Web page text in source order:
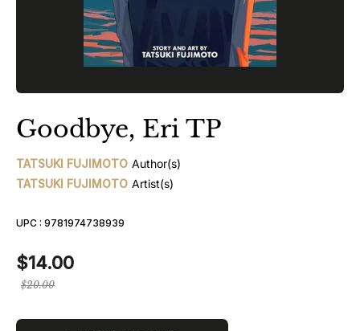
Goodbye, Eri TP
TATSUKI FUJIMOTO Author(s)
TATSUKI FUJIMOTO Artist(s)
UPC : 9781974738939
$14.00
Prix
$20.00